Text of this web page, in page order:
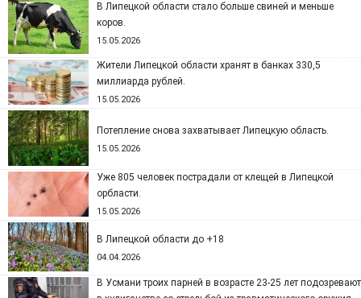
В Липецкой области стало больше свиней и меньше
коров.
15.05.2026
Жители Липецкой области хранят в банках 330,5
миллиарда рублей.
15.05.2026
Потепление снова захватывает Липецкую область.
15.05.2026
Уже 805 человек пострадали от клещей в Липецкой
орбласти.
15.05.2026
В Липецкой области до +18
04.04.2026
В Усмани троих парней в возрасте 23-25 лет подозревают